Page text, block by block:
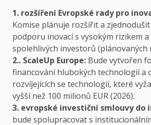
1. rozšíření Evropské rady pro
Komise plánuje rozšířit a zjednodušit
podporu inovací s vysokým rizikem
spolehlivých investorů (plánovaných
2.. ScaleUp Europe: Bude vytvořen
financování hlubokých technologií a
rozvíjejících se technologií, které
vyšší než 100 milionů EUR (2026).
3. evropské investiční smlouvy do
bude spolupracovat s